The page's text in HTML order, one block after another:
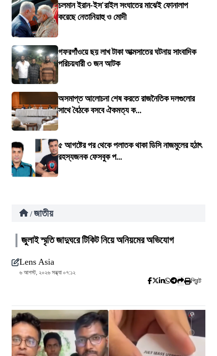
চলমান ইরান-ইস'রাইল সংঘাতের মাঝেই ফোনালাপ
করেছে নেতানিয়াহু ও মোদী
গফরগাঁওয়ে ছয় লাখ টাকা আত্মসাতের ঘটনায় সাংবাদিক
পরিচয়ধারী ৩ জন আটক
অসমাপ্ত আলোচনা শেষ করতে রাজনৈতিক দলগুলোর
সাথে বৈঠকে বসবে ঐকমত্য ক...
৫ আগষ্টের পর থেকে পলাতক থাকা ডিসি নাজমুলের হঠাৎ
রহস্যজনক ফেসবুক প...
/ জাতীয়
জুলাই স্মৃতি জাদুঘরে টিকিট নিয়ে অনিয়মের অভিযোগ
Lens Asia
৬ আগস্ট, ২০২৬ সন্ধ্যা ০৭:১২
প্রিন্ট